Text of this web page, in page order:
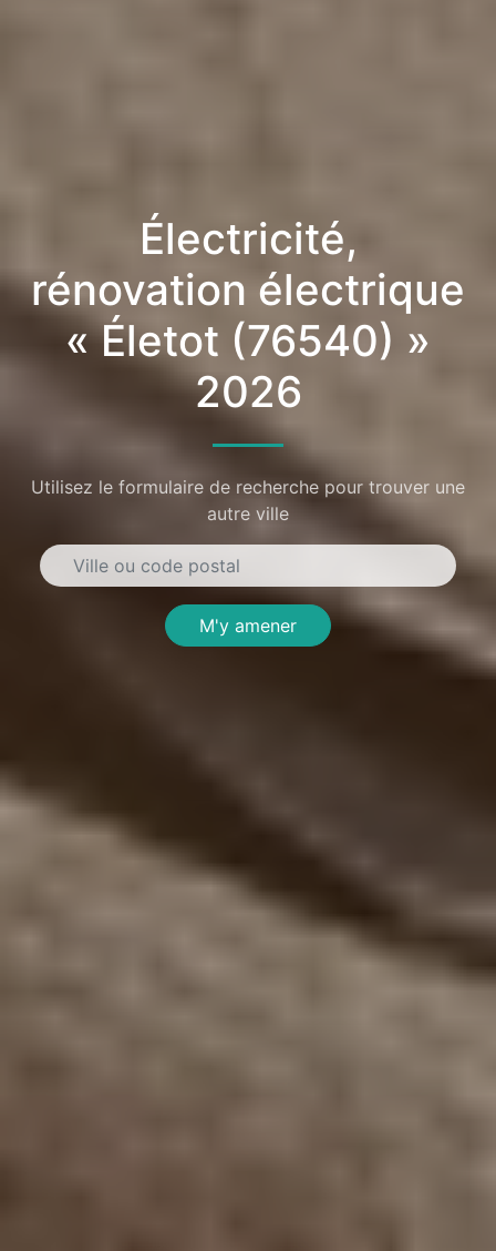
Électricité,
rénovation électrique
« Életot (76540) »
2026
Utilisez le formulaire de recherche pour trouver une
autre ville
M'y amener